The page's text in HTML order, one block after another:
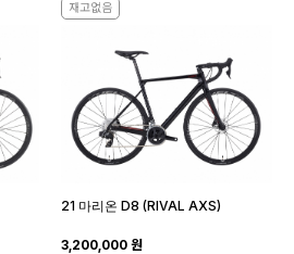
재고없음
21 마리온 D8 (RIVAL AXS)
3,200,000 원